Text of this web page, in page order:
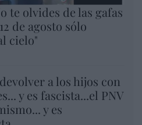
te olvides de las gafas
de agosto sólo
cielo"
a los hijos con
y es fascista...el PNV
y es